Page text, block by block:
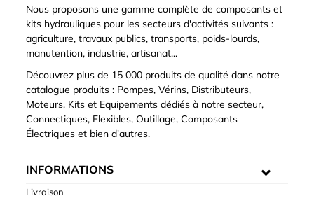
Nous proposons une gamme complète de composants et
kits hydrauliques pour les secteurs d'activités suivants :
agriculture, travaux publics, transports, poids-lourds,
manutention, industrie, artisanat...
Découvrez plus de 15 000 produits de qualité dans notre
catalogue produits : Pompes, Vérins, Distributeurs,
Moteurs, Kits et Equipements dédiés à notre secteur,
Connectiques, Flexibles, Outillage, Composants
Électriques et bien d'autres.
INFORMATIONS
Livraison